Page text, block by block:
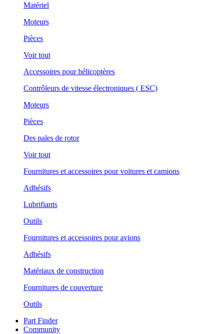
Matériel
Moteurs
Pièces
Voir tout
Accessoires pour hélicoptères
Contrôleurs de vitesse électroniques ( ESC)
Moteurs
Pièces
Des pales de rotor
Voir tout
Fournitures et accessoires pour voitures et camions
Adhésifs
Lubrifiants
Outils
Fournitures et accessoires pour avions
Adhésifs
Matériaux de construction
Fournitures de couverture
Outils
Part Finder
Community